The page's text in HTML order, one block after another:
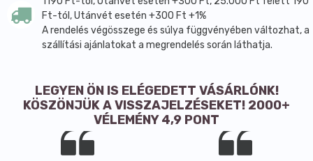
bőrfelületre. Naponta 2-3 alkalommal használd.
Kizárólag külső használatra!
Fő összetevők:
bőrbántalmak kezelésére. Antibakteriális és
asztringens tulajdonságai miatt gyorsítja a sérült
bőrfelület gyógyulását.
- Cink calx: Segíti a hámosodást és segíti a kórokozók
Ft-tól, Utánvét esetén +300 Ft +1%
A rendelés végösszege és súlya függvényében változhat, a
szállítási ajánlatokat a megrendelés során láthatja.
LEGYEN ÖN IS ELÉGEDETT VÁSÁRLÓNK!
KÖSZÖNJÜK A VISSZAJELZÉSEKET! 2000+
VÉLEMÉNY 4,9 PONT